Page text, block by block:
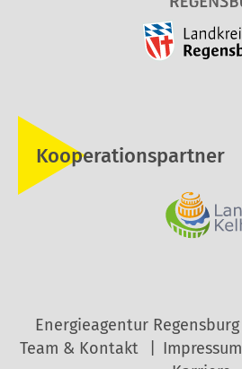
Kooperationspartner
Energieagentur Regensburg
Team & Kontakt
Impressum